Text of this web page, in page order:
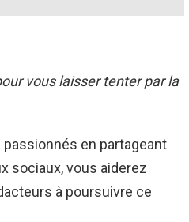
vous laisser tenter par la
en partageant
sociaux, vous aiderez
à poursuivre ce